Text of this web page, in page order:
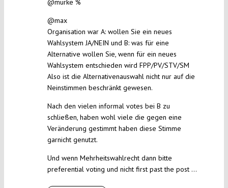
@murke %
@max
Organisation war A: wollen Sie ein neues
Wahlsystem JA/NEIN und B: was für eine
Alternative wollen Sie, wenn für ein neues
Wahlsystem entschieden wird FPP/PV/STV/SM
Also ist die Alternativenauswahl nicht nur auf die
Neinstimmen beschränkt gewesen.
Nach den vielen informal votes bei B zu
schließen, haben wohl viele die gegen eine
Veränderung gestimmt haben diese Stimme
garnicht genutzt.
Und wenn Mehrheitswahlrecht dann bitte
preferential voting und nicht first past the post …